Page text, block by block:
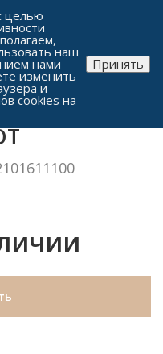
Челябинска
целью
наш
нами
изменить
и
cookies на
Принять